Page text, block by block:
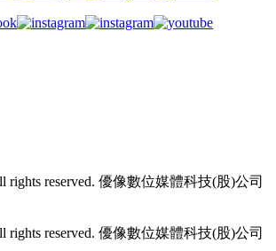
rights reserved. 優像數位媒體科技(股)公司
rights reserved. 優像數位媒體科技(股)公司